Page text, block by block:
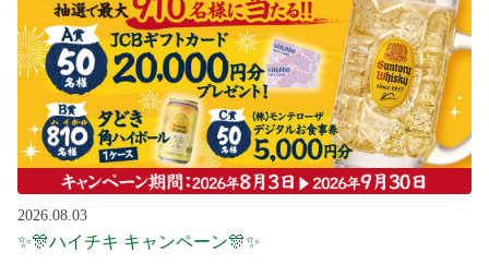
2026.08.03
✨🎊ハイチキ キャンペーン🎊✨